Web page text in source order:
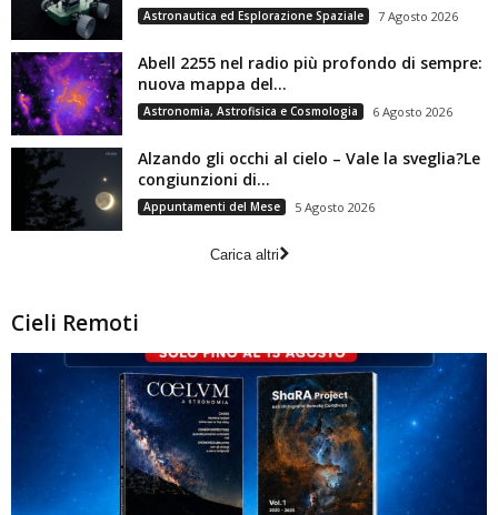
Astronautica ed Esplorazione Spaziale 7 Agosto 2026
Abell 2255 nel radio più profondo di sempre:
nuova mappa del...
Astronomia, Astrofisica e Cosmologia 6 Agosto 2026
Alzando gli occhi al cielo – Vale la sveglia?Le
congiunzioni di...
Appuntamenti del Mese 5 Agosto 2026
Carica altri
Cieli Remoti